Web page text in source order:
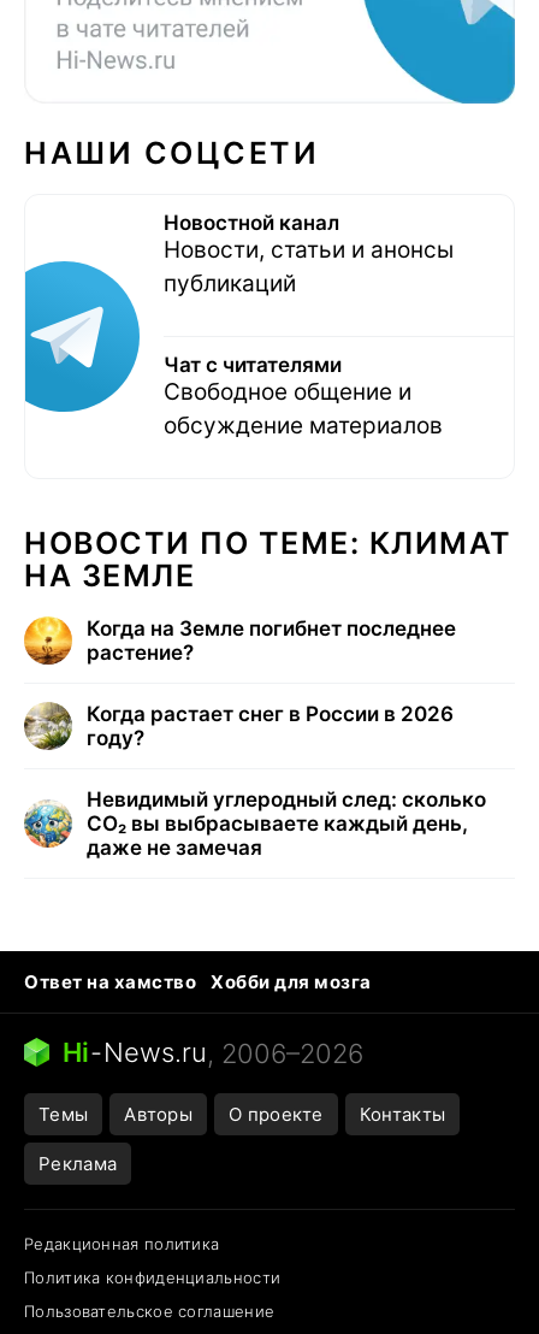
НАШИ СОЦСЕТИ
Новостной канал
Новости, статьи и анонсы
публикаций
Чат с читателями
Свободное общение и
обсуждение материалов
НОВОСТИ ПО ТЕМЕ: КЛИМАТ
НА ЗЕМЛЕ
Когда на Земле погибнет последнее
растение?
Когда растает снег в России в 2026
году?
Невидимый углеродный след: сколько
CO₂ вы выбрасываете каждый день,
даже не замечая
Ответ на хамство
Хобби для мозга
Бензин 100 и 95
Тунцы в океанариуме
Следующая пандемия
Hi-News.ru, 2006–2026
Темы Авторы О проекте Контакты
Реклама
Редакционная политика
Политика конфиденциальности
Пользовательское соглашение